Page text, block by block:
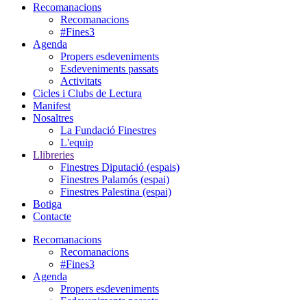
Recomanacions
Recomanacions
#Fines3
Agenda
Propers esdeveniments
Esdeveniments passats
Activitats
Cicles i Clubs de Lectura
Manifest
Nosaltres
La Fundació Finestres
L'equip
Llibreries
Finestres Diputació (espais)
Finestres Palamós (espai)
Finestres Palestina (espai)
Botiga
Contacte
Recomanacions
Recomanacions
#Fines3
Agenda
Propers esdeveniments